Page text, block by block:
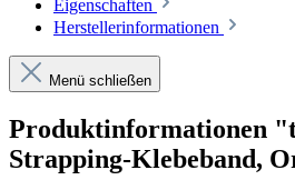
Eigenschaften
Herstellerinformationen
Menü schließen
Produktinformationen
Strapping-Klebeband,